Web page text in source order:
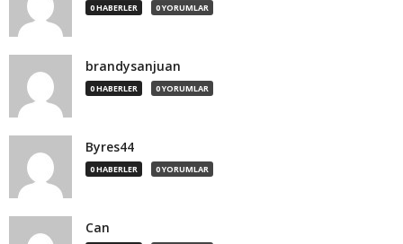
0 HABERLER 0 YORUMLAR
brandysanjuan
0 HABERLER 0 YORUMLAR
Byres44
0 HABERLER 0 YORUMLAR
Can